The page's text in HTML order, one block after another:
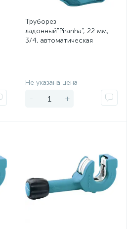
Труборез
ладонный"Piranha", 22 мм,
3/4, автоматическая
Не указана цена
- +